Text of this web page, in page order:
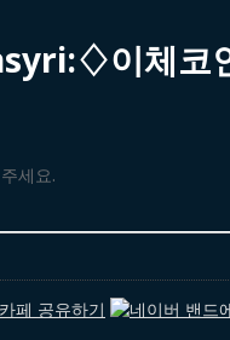
이체코
세요.